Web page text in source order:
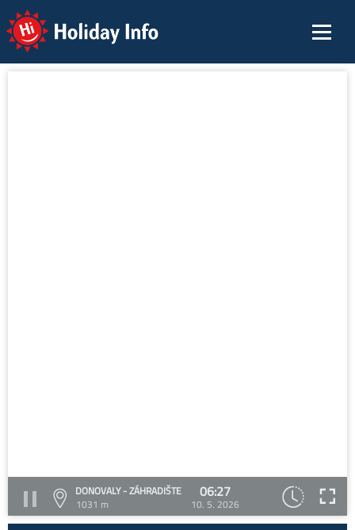
Holiday Info
DONOVALY - ZÁHRADIŠTE
1031 m
06:27
10. 5. 2026